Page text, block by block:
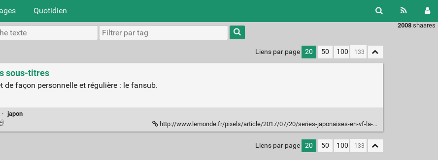
Quotidien
2008 shaares
Liens par page 20 50 100
sous-titres
façon personnelle et régulière : le fansub.
· japon
http://www.lemonde.fr/pixels/article/2017/07/20/series-japonaises-en-vf-la-bataille-des-sous-titres_5162876_4408996.html
Liens par page 20 50 100